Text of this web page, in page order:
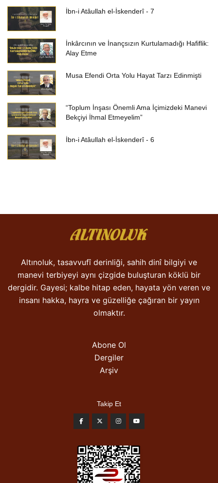
İbn-i Atâullah el-İskenderî - 7
İnkârcının ve İnançsızın Kurtulamadığı Hafiflik:
Alay Etme
Musa Efendi Orta Yolu Hayat Tarzı Edinmişti
“Toplum İnşası Önemli Ama İçimizdeki Manevi
Bekçiyi İhmal Etmeyelim”
İbn-i Atâullah el-İskenderî - 6
Altınoluk, tasavvufî derinliği, sahih dinî bilgiyi ve
manevi terbiyeyi aynı çizgide buluşturan köklü bir
dergidir. Gayesi; kalbe hitap eden, hayata yön veren ve
insanı hakka, hayra ve güzelliğe çağıran bir yayın
olmaktır.
Abone Ol
Dergiler
Arşiv
Takip Et